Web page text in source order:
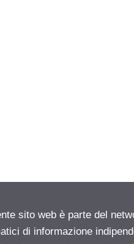
sito web è parte del
di informazione